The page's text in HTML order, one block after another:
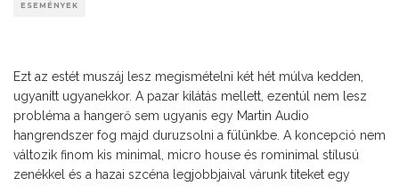
ESEMÉNYEK
Ezt az estét muszáj lesz megismételni két hét múlva kedden,
ugyanitt ugyanekkor. A pazar kilátás mellett, ezentúl nem lesz
probléma a hangerő sem ugyanis egy Martin Audio
hangrendszer fog majd duruzsolni a fülünkbe. A koncepció nem
változik finom kis minimal, micro house és rominimal stílusú
zenékkel és a hazai szcéna legjobbjaival várunk titeket egy